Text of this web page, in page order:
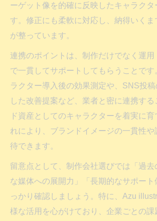
ーゲット像を的確に反映したキャラク
す。修正にも柔軟に対応し、納得いくま
が整っています。
連携のポイントは、制作だけでなく運用
で一貫してサポートしてもらうことです
ラクター導入後の効果測定や、SNS投
した改善提案など、業者と密に連携す
ド資産としてのキャラクターを着実に育
れにより、ブランドイメージの一貫性や
待できます。
留意点として、制作会社選びでは「過去
な媒体への展開力」「長期的なサポート
っかり確認しましょう。特に、Azu
様な活用を心がけており、企業ごとの課